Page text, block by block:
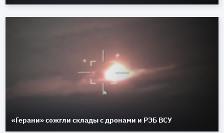
«Герани» сожгли склады с дронами и РЭБ ВСУ